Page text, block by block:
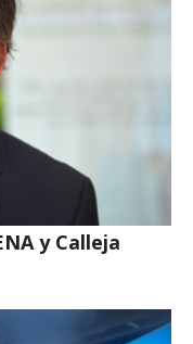
y Calleja